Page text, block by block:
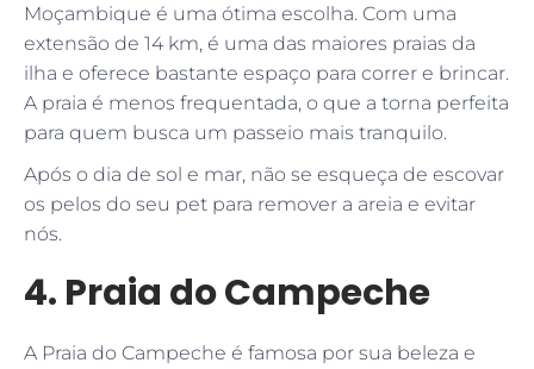
Moçambique é uma ótima escolha. Com uma
extensão de 14 km, é uma das maiores praias da
ilha e oferece bastante espaço para correr e brincar.
A praia é menos frequentada, o que a torna perfeita
para quem busca um passeio mais tranquilo.
Após o dia de sol e mar, não se esqueça de escovar
os pelos do seu pet para remover a areia e evitar
nós.
4. Praia do Campeche
A Praia do Campeche é famosa por sua beleza e